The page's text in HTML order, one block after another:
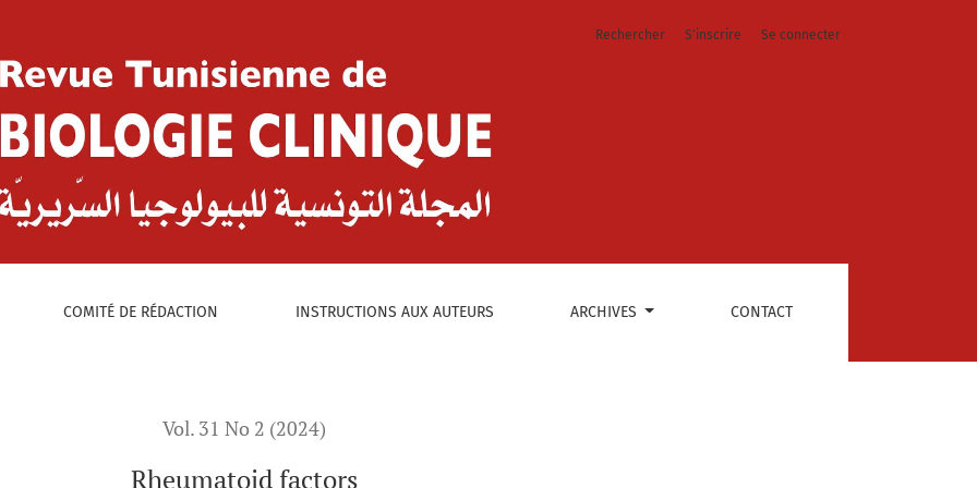
COMITÉ DE RÉDACTION INSTRUCTIONS AUX AUTEURS ARCHIVES CONTACT
Rechercher S'inscrire Se connecter
Vol. 31 No 2 (2024)
Rheumatoid factors